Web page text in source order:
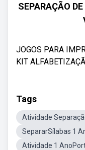
SEPARAÇÃO
JOGOS PARA
KIT
Tags
Atividade
SepararSílabas 1
Atividade 1